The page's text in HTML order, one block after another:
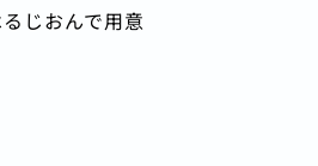
じおんで用意